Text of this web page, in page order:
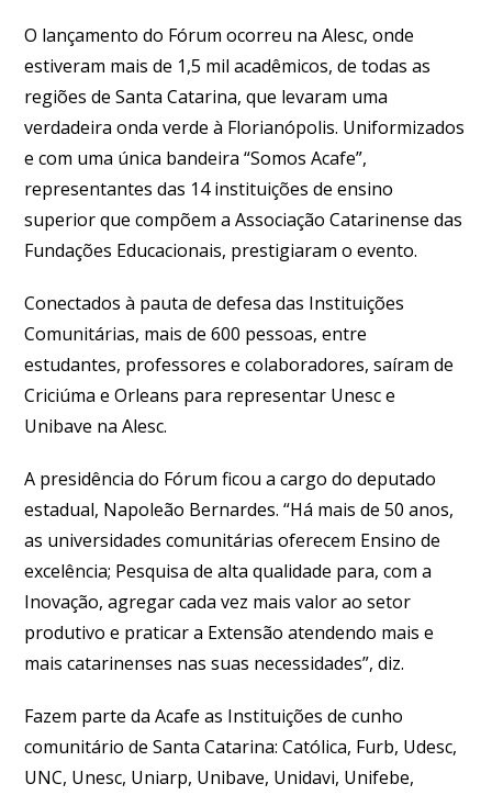
O lançamento do Fórum ocorreu na Alesc, onde
estiveram mais de 1,5 mil acadêmicos, de todas as
regiões de Santa Catarina, que levaram uma
verdadeira onda verde à Florianópolis. Uniformizados
e com uma única bandeira “Somos Acafe”,
representantes das 14 instituições de ensino
superior que compõem a Associação Catarinense das
Fundações Educacionais, prestigiaram o evento.
Conectados à pauta de defesa das Instituições
Comunitárias, mais de 600 pessoas, entre
estudantes, professores e colaboradores, saíram de
Criciúma e Orleans para representar Unesc e
Unibave na Alesc.
A presidência do Fórum ficou a cargo do deputado
estadual, Napoleão Bernardes. “Há mais de 50 anos,
as universidades comunitárias oferecem Ensino de
excelência; Pesquisa de alta qualidade para, com a
Inovação, agregar cada vez mais valor ao setor
produtivo e praticar a Extensão atendendo mais e
mais catarinenses nas suas necessidades”, diz.
Fazem parte da Acafe as Instituições de cunho
comunitário de Santa Catarina: Católica, Furb, Udesc,
UNC, Unesc, Uniarp, Unibave, Unidavi, Unifebe,